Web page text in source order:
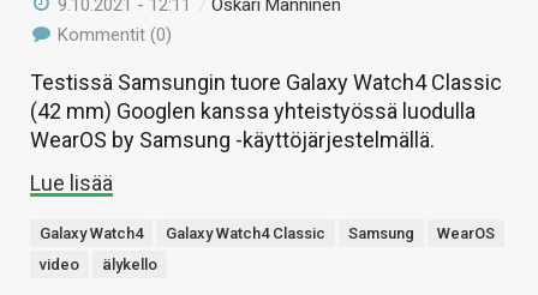
9.10.2021 - 12:11 /Oskari Manninen
Kommentit (0)
Testissä Samsungin tuore Galaxy Watch4 Classic
(42 mm) Googlen kanssa yhteistyössä luodulla
WearOS by Samsung -käyttöjärjestelmällä.
Lue lisää
Galaxy Watch4 Galaxy Watch4 Classic Samsung
WearOS
video
älykello